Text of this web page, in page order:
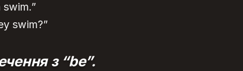
swim?”
з “be”.